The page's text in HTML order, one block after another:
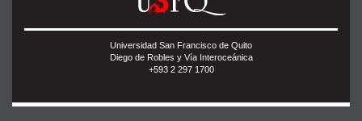
Universidad San Francisco de Quito
Diego de Robles y Vía Interoceánica
+593 2 297 1700